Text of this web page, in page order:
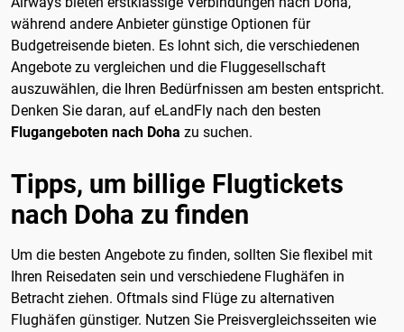
während andere Anbieter günstige Optionen für
Budgetreisende bieten. Es lohnt sich, die verschiedenen
Angebote zu vergleichen und die Fluggesellschaft
auszuwählen, die Ihren Bedürfnissen am besten entspricht.
Denken Sie daran, auf eLandFly nach den besten
Flugangeboten nach Doha zu suchen.
Tipps, um billige Flugtickets
nach Doha zu finden
Um die besten Angebote zu finden, sollten Sie flexibel mit
Ihren Reisedaten sein und verschiedene Flughäfen in
Betracht ziehen. Oftmals sind Flüge zu alternativen
Flughäfen günstiger. Nutzen Sie Preisvergleichsseiten wie